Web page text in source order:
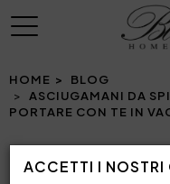
ACCETTI I NOSTRI
MENU
HOME
BLOG
ASCIUGAMANI DA
PORTARE CON TE IN